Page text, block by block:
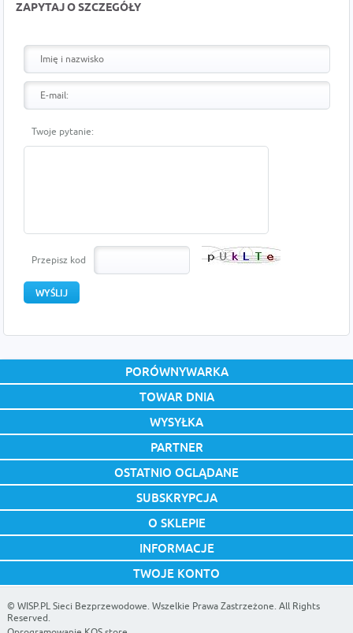
ZAPYTAJ O SZCZEGÓŁY
Twoje pytanie:
Przepisz kod
PORÓWNYWARKA
TOWAR DNIA
WYSYŁKA
PARTNER
OSTATNIO OGLĄDANE
SUBSKRYPCJA
O SKLEPIE
INFORMACJE
TWOJE KONTO
© WISP.PL Sieci Bezprzewodowe. Wszelkie Prawa Zastrzeżone. All Rights
Reserved.